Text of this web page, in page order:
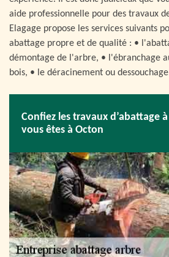
aide professionnelle pour des travaux
Elagage propose les services suivants
abattage propre et de qualité : •
démontage de l'arbre, • l'ébranchage
bois, • le déracinement ou
Confiez les travaux d’abattage à
vous êtes à Octon